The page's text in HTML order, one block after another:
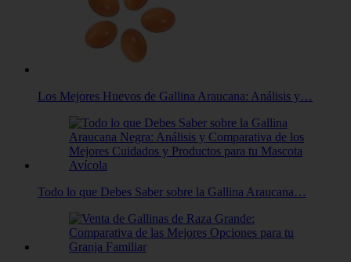
Los Mejores Huevos de Gallina Araucana: Análisis y…
Todo lo que Debes Saber sobre la Gallina Araucana…